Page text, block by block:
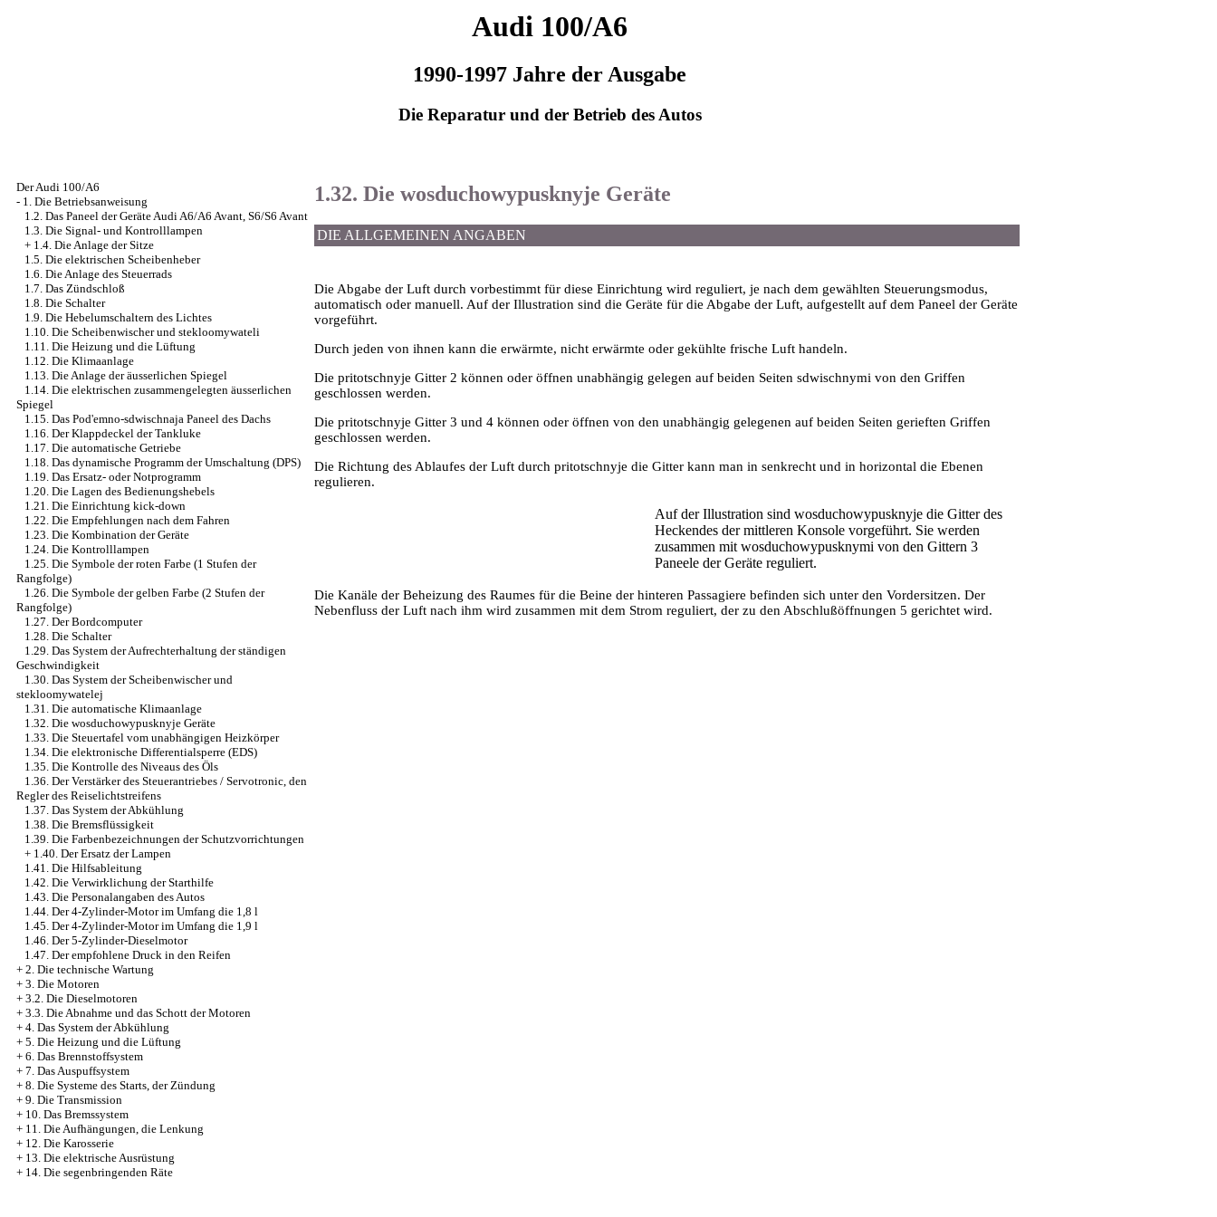
Audi 100/A6
1990-1997 Jahre der Ausgabe
Die Reparatur und der Betrieb des Autos
Der Audi 100/A6
- 1. Die Betriebsanweisung
1.2. Das Paneel der Geräte Audi A6/A6 Avant, S6/S6 Avant
1.3. Die Signal- und Kontrolllampen
+ 1.4. Die Anlage der Sitze
1.5. Die elektrischen Scheibenheber
1.6. Die Anlage des Steuerrads
1.7. Das Zündschloß
1.8. Die Schalter
1.9. Die Hebelumschaltern des Lichtes
1.10. Die Scheibenwischer und stekloomywateli
1.11. Die Heizung und die Lüftung
1.12. Die Klimaanlage
1.13. Die Anlage der äusserlichen Spiegel
1.14. Die elektrischen zusammengelegten äusserlichen
Spiegel
1.15. Das Pod'emno-sdwischnaja Paneel des Dachs
1.16. Der Klappdeckel der Tankluke
1.17. Die automatische Getriebe
1.18. Das dynamische Programm der Umschaltung (DPS)
1.19. Das Ersatz- oder Notprogramm
1.20. Die Lagen des Bedienungshebels
1.21. Die Einrichtung kick-down
1.22. Die Empfehlungen nach dem Fahren
1.23. Die Kombination der Geräte
1.24. Die Kontrolllampen
1.25. Die Symbole der roten Farbe (1 Stufen der
Rangfolge)
1.26. Die Symbole der gelben Farbe (2 Stufen der
Rangfolge)
1.27. Der Bordcomputer
1.28. Die Schalter
1.29. Das System der Aufrechterhaltung der ständigen
Geschwindigkeit
1.30. Das System der Scheibenwischer und
stekloomywatelej
1.31. Die automatische Klimaanlage
1.32. Die wosduchowypusknyje Geräte
1.33. Die Steuertafel vom unabhängigen Heizkörper
1.34. Die elektronische Differentialsperre (EDS)
1.35. Die Kontrolle des Niveaus des Öls
1.36. Der Verstärker des Steuerantriebes / Servotronic, den
Regler des Reiselichtstreifens
1.37. Das System der Abkühlung
1.38. Die Bremsflüssigkeit
1.39. Die Farbenbezeichnungen der Schutzvorrichtungen
+ 1.40. Der Ersatz der Lampen
1.41. Die Hilfsableitung
1.42. Die Verwirklichung der Starthilfe
1.43. Die Personalangaben des Autos
1.44. Der 4-Zylinder-Motor im Umfang die 1,8 l
1.45. Der 4-Zylinder-Motor im Umfang die 1,9 l
1.46. Der 5-Zylinder-Dieselmotor
1.47. Der empfohlene Druck in den Reifen
+ 2. Die technische Wartung
+ 3. Die Motoren
+ 3.2. Die Dieselmotoren
+ 3.3. Die Abnahme und das Schott der Motoren
+ 4. Das System der Abkühlung
+ 5. Die Heizung und die Lüftung
+ 6. Das Brennstoffsystem
+ 7. Das Auspuffsystem
+ 8. Die Systeme des Starts, der Zündung
+ 9. Die Transmission
+ 10. Das Bremssystem
+ 11. Die Aufhängungen, die Lenkung
+ 12. Die Karosserie
+ 13. Die elektrische Ausrüstung
+ 14. Die segenbringenden Räte
1.32. Die wosduchowypusknyje Geräte
DIE ALLGEMEINEN ANGABEN
Die Abgabe der Luft durch vorbestimmt für diese Einrichtung wird reguliert, je nach dem gewählten Steuerungsmodus,
automatisch oder manuell. Auf der Illustration sind die Geräte für die Abgabe der Luft, aufgestellt auf dem Paneel der Geräte
vorgeführt.
Durch jeden von ihnen kann die erwärmte, nicht erwärmte oder gekühlte frische Luft handeln.
Die pritotschnyje Gitter 2 können oder öffnen unabhängig gelegen auf beiden Seiten sdwischnymi von den Griffen
geschlossen werden.
Die pritotschnyje Gitter 3 und 4 können oder öffnen von den unabhängig gelegenen auf beiden Seiten gerieften Griffen
geschlossen werden.
Die Richtung des Ablaufes der Luft durch pritotschnyje die Gitter kann man in senkrecht und in horizontal die Ebenen
regulieren.
Auf der Illustration sind wosduchowypusknyje die Gitter des
Heckendes der mittleren Konsole vorgeführt. Sie werden
zusammen mit wosduchowypusknymi von den Gittern 3
Paneele der Geräte reguliert.
Die Kanäle der Beheizung des Raumes für die Beine der hinteren Passagiere befinden sich unter den Vordersitzen. Der
Nebenfluss der Luft nach ihm wird zusammen mit dem Strom reguliert, der zu den Abschlußöffnungen 5 gerichtet wird.